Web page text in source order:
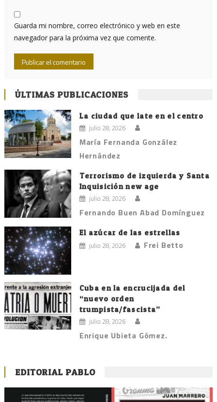
Guarda mi nombre, correo electrónico y web en este
navegador para la próxima vez que comente.
ÚLTIMAS PUBLICACIONES
La ciudad que late en el centro
julio 28, 2026
María Fernanda González
Hernández
Terrorismo de izquierda y Santa
Inquisición new age
julio 28, 2026
Fernando Buen Abad Domínguez
El azúcar de las estrellas
julio 28, 2026 Frei Betto
Cuba en la encrucijada del
“nuevo orden
trumpista/fascista”
julio 28, 2026
Enrique Ubieta Gómez.
EDITORIAL PABLO